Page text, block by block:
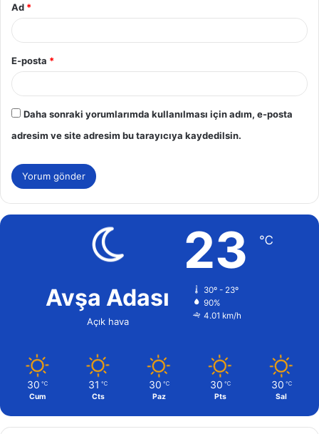
Ad *
E-posta *
Daha sonraki yorumlarımda kullanılması için adım, e-posta
adresim ve site adresim bu tarayıcıya kaydedilsin.
Avşa Adası
Açık hava
23 ℃
30º - 23º
90%
4.01 km/h
30 ℃
Cum
31 ℃
Cts
30 ℃
Paz
30 ℃
Pts
30 ℃
Sal